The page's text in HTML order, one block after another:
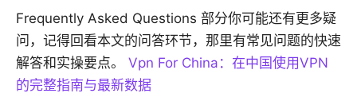
Frequently Asked Questions 部分你可能还有更多疑
问，记得回看本文的问答环节，那里有常见问题的快速
解答和实操要点。 Vpn For China：在中国使用VPN
的完整指南与最新数据